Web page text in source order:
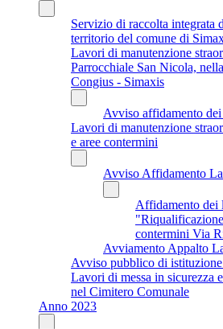
Servizio di raccolta integrata
territorio del comune di
Lavori di manutenzione
Parrocchiale San Nicola,
Congius - Simaxis
Avviso affidamento
Lavori di manutenzione
e aree contermini
Avviso Affidamento
Affidamento dei
contermini Via
Avviamento Appalto
Avviso pubblico di
Lavori di messa in sicurezza
nel Cimitero Comunale
Anno 2023